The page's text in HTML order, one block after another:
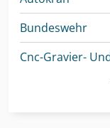
Bundeswehr
Cnc-Gravier-
Drahtricht- Und